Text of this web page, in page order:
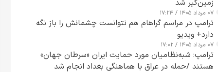
زمین‌گیر شد
۰۷ مرداد ۱۴۰۵ / ۱۷:۲۴
ترامپ در مراسم گراهام هم نتوانست چشمانش را باز نگه
دارد+ ویدیو
۰۷ مرداد ۱۴۰۵ / ۱۷:۰۲
ترامپ: شبه‌نظامیان مورد حمایت ایران «سرطان جهان»
هستند /حمله در عراق با هماهنگی بغداد انجام شد